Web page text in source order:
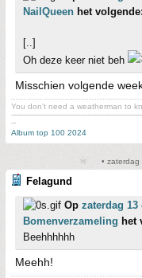
NailQueen het volgende:
[..]
Oh deze keer niet beh
Misschien volgende
You don't need a weatherman to
--
Album top 100 2024
•
Felagund
Op zaterdag 13
Bomenverzameling het
Beehhhhhh
Meehh!